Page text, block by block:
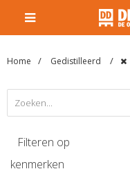
Home Gedistilleerd
Filteren op
kenmerken